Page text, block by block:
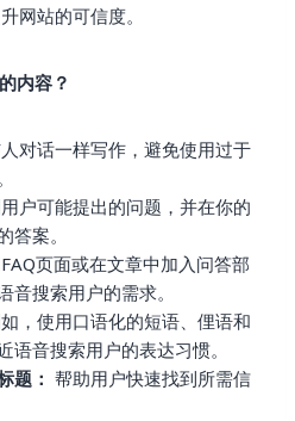
网站的可信度。
内容？
对话一样写作，避免使用过于
户可能提出的问题，并在你的
答案。
页面或在文章中加入问答部
音搜索用户的需求。
，使用口语化的短语、俚语和
语音搜索用户的表达习惯。
题： 帮助用户快速找到所需信